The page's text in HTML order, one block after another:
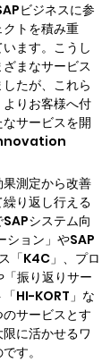
ビジネスに参
トを積み重
ます。こうし
まなサービス
たが、これら
りお客様へ付
サービスを開
測定から改善
り返し行える
システム向
ション」やSAP
「K4C」、プロ
振り返りサー
「HI-KORT」な
サービスとす
に活かせるワ
す。